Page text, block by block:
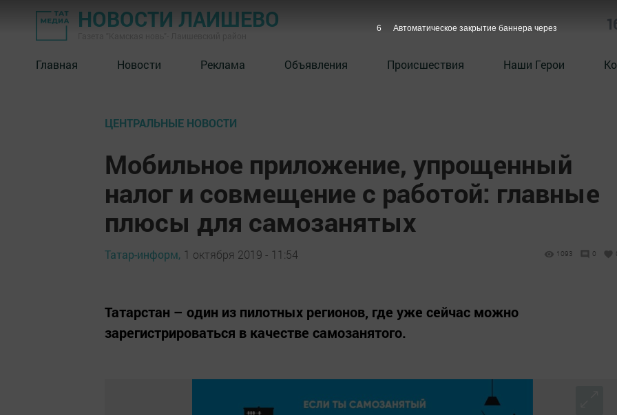
НОВОСТИ ЛАИШЕВО
Главная Новости Реклама Объявления Происшествия Наши Герои
ЦЕНТРАЛЬНЫЕ НОВОСТИ
Мобильное приложение, упрощенный
налог и совмещение с работой: главные
плюсы для самозанятых
Татар-информ, 1 октября 2019 - 11:54 1093 0
Татарстан – один из пилотных регионов, где уже сейчас можно
зарегистрироваться в качестве самозанятого.
5 Автоматическое закрытие баннера через